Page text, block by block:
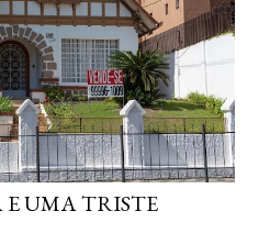
UMA TRISTE